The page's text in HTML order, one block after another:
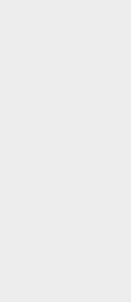
i
određivanje i
području